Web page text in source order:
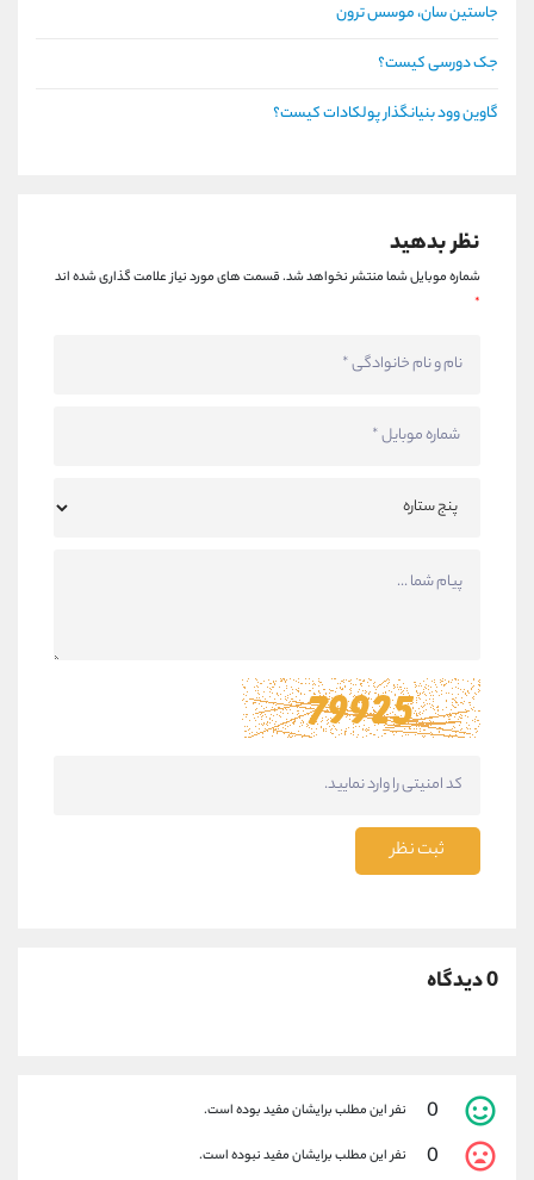
جاستین سان، موسس ترون
جک دورسی کیست؟
گاوین وود بنیانگذار پولکادات کیست؟
نظر بدهید
شماره موبایل شما منتشر نخواهد شد.قسمت های مورد نیاز علامت گذاری شده اند
*
ثبت نظر
0 دیدگاه
0 نفر این مطلب برایشان مفید بوده است.
0 نفر این مطلب برایشان مفید نبوده است.